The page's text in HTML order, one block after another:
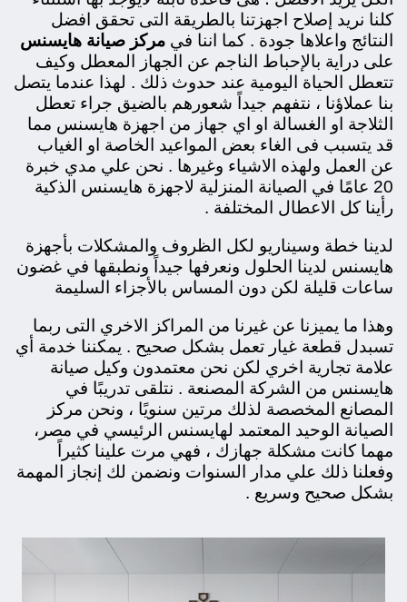
كلنا نريد إصلاح اجهزتنا بالطريقة التى تحقق افضل
النتائج واعلاها جودة . كما اننا في مركز صيانة هايسنس
على دراية بالإحباط الناجم عن الجهاز المعطل وكيف
تتعطل الحياة اليومية عند حدوث ذلك . لهذا عندما يتصل
بنا عملاؤنا ، نتفهم جيداً شعورهم بالضيق جراء تعطل
الثلاجة او الغسالة او اي جهاز من اجهزة هايسنس مما
قد يتسبب فى الغاء بعض المواعيد الخاصة او الغياب
عن العمل ولهذه الاشياء وغيرها . نحن علي مدي خبرة
20 عامًا في الصيانة المنزلية لاجهزة هايسنس الذكية
رأينا كل الاعطال المختلفة .
لدينا خطة وسيناريو لكل الظروف والمشكلات بأجهزة
هايسنس لدينا الحلول ونعرفها جيداً ونطبقها في غضون
ساعات قليلة لكن دون المساس بالأجزاء السليمة
وهذا ما يميزنا عن غيرنا من المراكز الاخري التى ربما
تسبدل قطعة غيار تعمل بشكل صحيح . يمكننا خدمة أي
علامة تجارية اخري لكن نحن معتمدون وكيل صيانة
هايسنس من الشركة المصنعة . نتلقى تدريبًا في
المصانع المخصصة لذلك مرتين سنويًا ، ونحن مركز
الصيانة الوحيد المعتمد لهايسنس الرئيسي في مصر،
مهما كانت مشكلة جهازك ، فهي مرت علينا كثيراً
وفعلنا ذلك علي مدار السنوات ونضمن لك إنجاز المهمة
بشكل صحيح وسريع .